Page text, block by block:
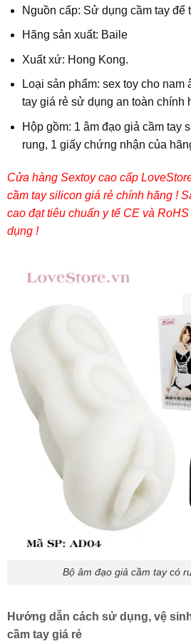
Nguồn cấp: Sử dụng cầm tay để
Hãng sản xuất: Baile
Xuất xứ: Hong Kong.
Loại sản phẩm: sex toy cho nam
tay giá rẻ sử dụng an toàn chính
Hộp gồm: 1 âm đạo giả cầm tay
rung, 1 giấy chứng nhận của
Cửa hàng Sextoy cao cấp
cầm tay silicon giá rẻ chính hãng !
cao đạt tiêu chuẩn y tế CE và
dụng !
Bộ âm đạo giả cầm tay có
Hướng dẫn cách sử dụng, vệ
cầm tay giá rẻ